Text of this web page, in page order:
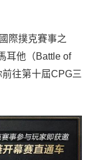
際撲克賽事之
耳他（Battle of
往第十屆CPG三